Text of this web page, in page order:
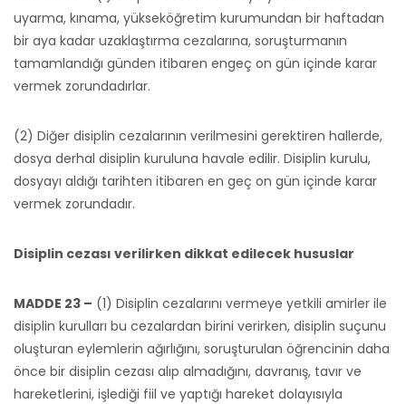
uyarma, kınama, yükseköğretim kurumundan bir haftadan
bir aya kadar uzaklaştırma cezalarına, soruşturmanın
tamamlandığı günden itibaren engeç on gün içinde karar
vermek zorundadırlar.
(2) Diğer disiplin cezalarının verilmesini gerektiren hallerde,
dosya derhal disiplin kuruluna havale edilir. Disiplin kurulu,
dosyayı aldığı tarihten itibaren en geç on gün içinde karar
vermek zorundadır.
Disiplin cezası verilirken dikkat edilecek hususlar
MADDE 23 – (1) Disiplin cezalarını vermeye yetkili amirler ile
disiplin kurulları bu cezalardan birini verirken, disiplin suçunu
oluşturan eylemlerin ağırlığını, soruşturulan öğrencinin daha
önce bir disiplin cezası alıp almadığını, davranış, tavır ve
hareketlerini, işlediği fiil ve yaptığı hareket dolayısıyla